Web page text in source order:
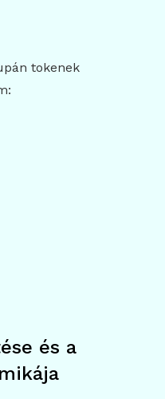
tokenek
és a